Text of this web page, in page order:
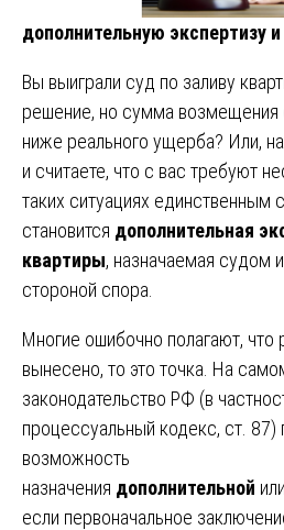
дополнительную экспертизу
Вы выиграли суд по заливу
решение, но сумма возмещения
ниже реального ущерба? Или,
и считаете, что с вас требуют
таких ситуациях единственным
становится дополнительная
квартиры, назначаемая судом
стороной спора.
Многие ошибочно полагают, что
вынесено, то это точка. На
законодательство РФ (в
процессуальный кодекс, ст. 87)
возможность
назначения дополнительной или
если первоначальное